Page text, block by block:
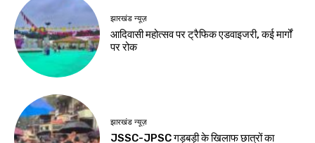
हेल्थ
घी तेल से बेहतर है या
नहीं? खाली पेट खाने से
सवालों के जवाब
Birsa Bhumi Live -
August 8, 2026
झारखंड न्यूज़